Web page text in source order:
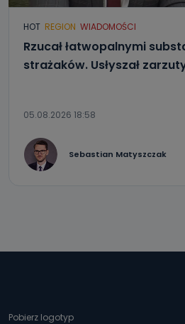
HOT REGION WIADOMOŚCI
Rzucał łatwopalnymi
strażaków. Usłyszał
05.08.2026 18:58
Sebastian Matyszczak
Pobierz logotyp